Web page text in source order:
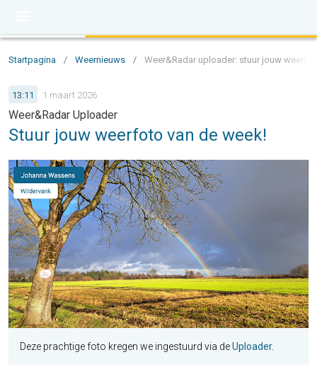
Startpagina / Weernieuws / Weer&Radar uploader: stuur jouw
13:11 1 maart 2026
Weer&Radar Uploader
Stuur jouw weerfoto van de week!
Deze prachtige foto kregen we ingestuurd via deUploader.